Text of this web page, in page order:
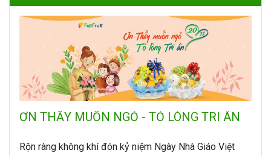
ƠN THẦY MUỐN NGỎ - TỎ LÒNG TRI ÂN
Rộn ràng không khí đón kỷ niệm Ngày Nhà Giáo Việt